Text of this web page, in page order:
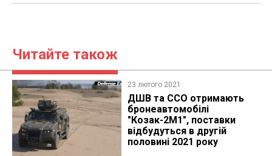
Читайте також
23 лютого 2021
ДШВ та ССО отримають
бронеавтомобілі
"Козак-2М1", поставки
відбудуться в другій
половині 2021 року